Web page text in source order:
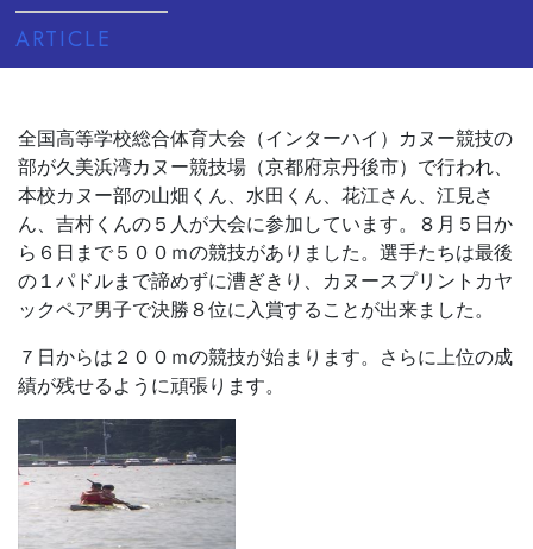
ARTICLE
全国高等学校総合体育大会（インターハイ）カヌー競技の
部が久美浜湾カヌー競技場（京都府京丹後市）で行われ、
本校カヌー部の山畑くん、水田くん、花江さん、江見さ
ん、吉村くんの５人が大会に参加しています。８月５日か
ら６日まで５００ｍの競技がありました。選手たちは最後
の１パドルまで諦めずに漕ぎきり、カヌースプリントカヤ
ックペア男子で決勝８位に入賞することが出来ました。
７日からは２００ｍの競技が始まります。さらに上位の成
績が残せるように頑張ります。